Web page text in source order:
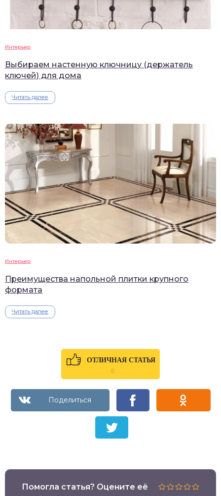
Интерьер
Выбираем настенную ключницу (держатель
ключей) для дома
Читать далее
Интерьер
Преимущества напольной плитки крупного
формата
Читать далее
ОТЛИЧНАЯ СТАТЬЯ
0
Помогла статья? Оцените её